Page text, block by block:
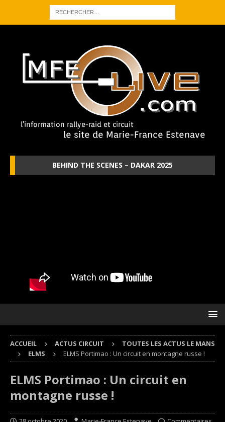
BEHIND THE SCENES – DAKAR 2025
ACCUEIL ACTUS CIRCUIT
TOUTES LES ACTUS LE MANS
ELMS
ELMS Portimao : Un circuit en montagne russe !
ELMS Portimao : Un circuit en
montagne russe !